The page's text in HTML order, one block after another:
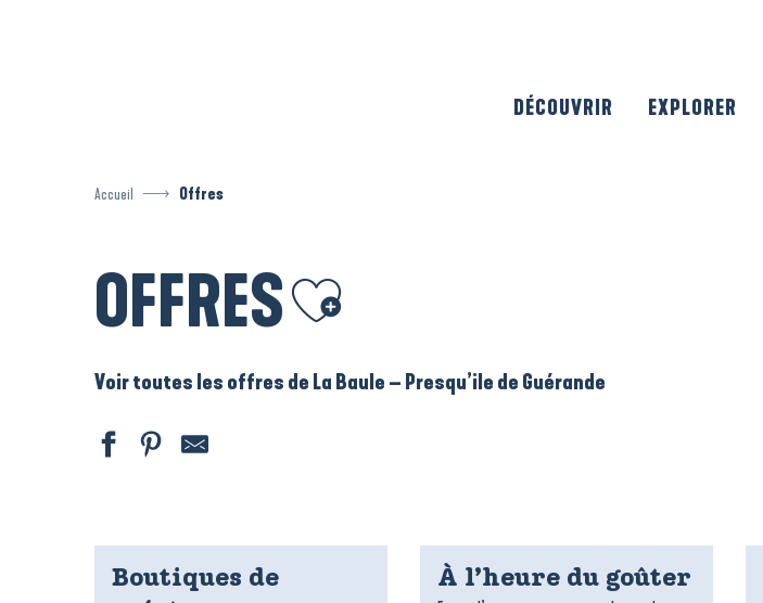
DÉCOUVRIR EXPLORER
Accueil Offres
OFFRES Ajouter aux favoris
Voir toutes les offres de La Baule – Presqu’ile de Guérande
Boutiques de
À l’heure du goûter